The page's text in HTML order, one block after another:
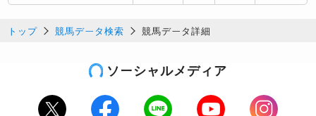
トップ 競馬データ検索 競馬データ詳細
ソーシャルメディア